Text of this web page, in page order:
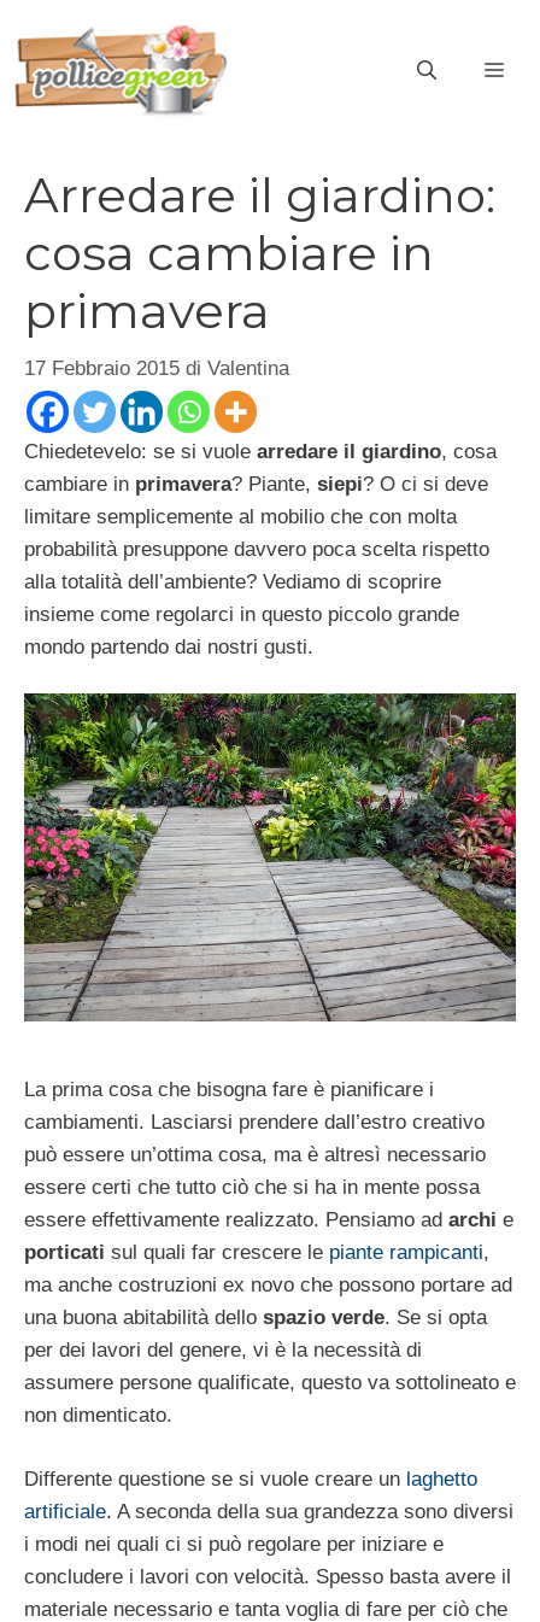
contenuto
Arredare il giardino:
cosa cambiare in
primavera
17 Febbraio 2015 di Valentina
Chiedetevelo: se si vuole arredare il giardino, cosa
cambiare in primavera? Piante, siepi? O ci si deve
limitare semplicemente al mobilio che con molta
probabilità presuppone davvero poca scelta rispetto
alla totalità dell’ambiente? Vediamo di scoprire
insieme come regolarci in questo piccolo grande
mondo partendo dai nostri gusti.
La prima cosa che bisogna fare è pianificare i
cambiamenti. Lasciarsi prendere dall’estro creativo
può essere un’ottima cosa, ma è altresì necessario
essere certi che tutto ciò che si ha in mente possa
essere effettivamente realizzato. Pensiamo ad archi e
porticati sul quali far crescere le piante rampicanti,
ma anche costruzioni ex novo che possono portare ad
una buona abitabilità dello spazio verde. Se si opta
per dei lavori del genere, vi è la necessità di
assumere persone qualificate, questo va sottolineato e
non dimenticato.
Differente questione se si vuole creare un laghetto
artificiale. A seconda della sua grandezza sono diversi
i modi nei quali ci si può regolare per iniziare e
concludere i lavori con velocità. Spesso basta avere il
materiale necessario e tanta voglia di fare per ciò che